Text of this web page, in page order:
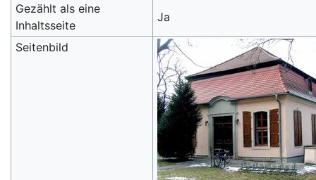
Gezählt als eine
Inhaltsseite
Ja
Seitenbild